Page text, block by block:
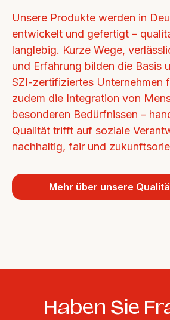
Unsere Produkte werden in
entwickelt und gefertigt –
langlebig. Kurze Wege,
und Erfahrung bilden die Basis
SZI-zertifiziertes Unternehmen
zudem die Integration von
besonderen Bedürfnissen –
Qualität trifft auf soziale
nachhaltig, fair und
Mehr über unsere
Haben Sie